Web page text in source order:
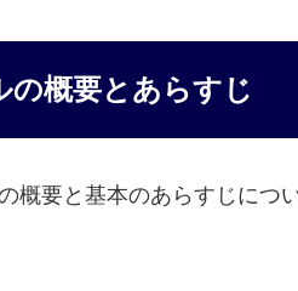
の概要とあらすじ
概要と基本のあらすじにつ